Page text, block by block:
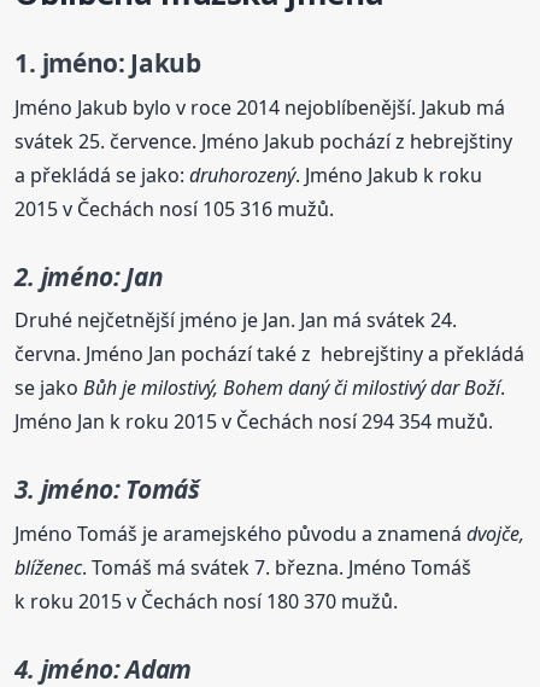
1. jméno: Jakub
Jméno Jakub bylo v roce 2014 nejoblíbenější. Jakub má
svátek 25. července. Jméno Jakub pochází z hebrejštiny
a překládá se jako:druhorozený. Jméno Jakub k roku
2015 v Čechách nosí 105 316 mužů.
2. jméno: Jan
Druhé nejčetnější jméno je Jan. Jan má svátek 24.
června. Jméno Jan pochází také z hebrejštiny a překládá
se jakoBůh je milostivý, Bohem daný či milostivý dar Boží.
Jméno Jan k roku 2015 v Čechách nosí 294 354 mužů.
3. jméno: Tomáš
Jméno Tomáš je aramejského původu a znamenádvojče,
blíženec. Tomáš má svátek 7. března. Jméno Tomáš
k roku 2015 v Čechách nosí 180 370 mužů.
4. jméno: Adam